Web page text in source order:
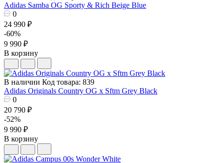
Adidas Samba OG Sporty & Rich Beige Blue
0
24 990 ₽
-60%
9 990 ₽
В корзину
В наличии Код товара: 839
Adidas Originals Country OG x Sftm Grey Black
0
20 790 ₽
-52%
9 990 ₽
В корзину